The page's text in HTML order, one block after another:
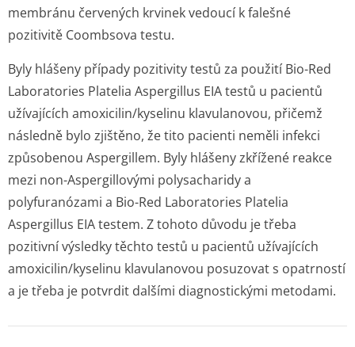
membránu červených krvinek vedoucí k falešné
pozitivitě Coombsova testu.
Byly hlášeny případy pozitivity testů za použití Bio-Red
Laboratories Platelia Aspergillus EIA testů u pacientů
užívajících amoxicilin/kyselinu klavulanovou, přičemž
následně bylo zjištěno, že tito pacienti neměli infekci
způsobenou Aspergillem. Byly hlášeny zkřížené reakce
mezi non-Aspergillovými polysacharidy a
polyfuranózami a Bio-Red Laboratories Platelia
Aspergillus EIA testem. Z tohoto důvodu je třeba
pozitivní výsledky těchto testů u pacientů užívajících
amoxicilin/kyselinu klavulanovou posuzovat s opatrností
a je třeba je potvrdit dalšími diagnostickými metodami.